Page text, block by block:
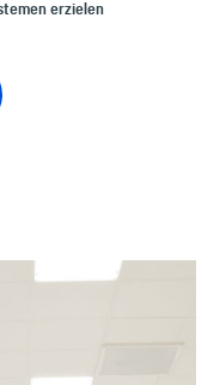
erzielen